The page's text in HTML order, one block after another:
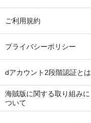
ご利用規約
プライバシーポリシー
dアカウント2段階認証とは
海賊版に関する取り組みに
ついて